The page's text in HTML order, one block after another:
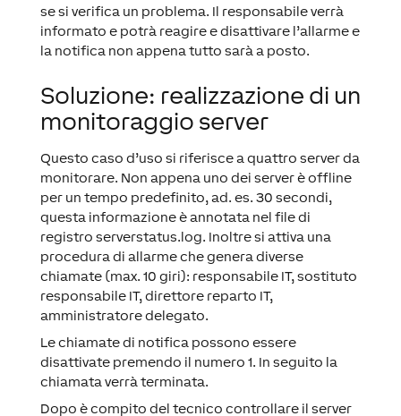
se si verifica un problema. Il responsabile verrà
informato e potrà reagire e disattivare l’allarme e
la notifica non appena tutto sarà a posto.
Soluzione: realizzazione di un
monitoraggio server
Questo caso d’uso si riferisce a quattro server da
monitorare. Non appena uno dei server è offline
per un tempo predefinito, ad. es. 30 secondi,
questa informazione è annotata nel file di
registro serverstatus.log. Inoltre si attiva una
procedura di allarme che genera diverse
chiamate (max. 10 giri): responsabile IT, sostituto
responsabile IT, direttore reparto IT,
amministratore delegato.
Le chiamate di notifica possono essere
disattivate premendo il numero 1. In seguito la
chiamata verrà terminata.
Dopo è compito del tecnico controllare il server